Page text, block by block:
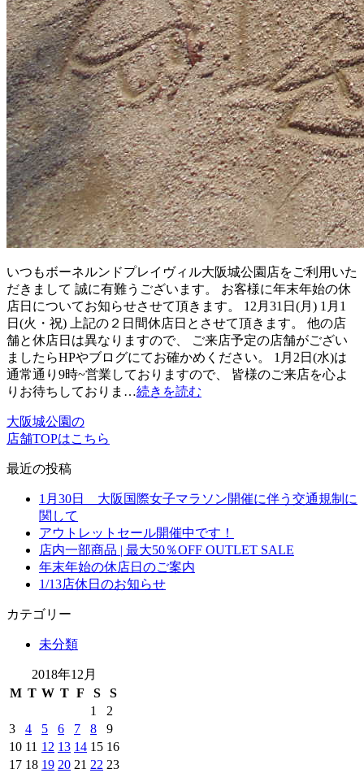
いつもボーネルンドプレイヴィル大阪城公園店をご利用いた
だきまして 誠に有難うございます。 お客様に年末年始の休
店日についてお知らせさせて頂きます。 12月31日(月) 1月1
日(火・祝) 上記の２日間休店日とさせて頂きます。 他の店
舗と休店日は異なりますので、 ご来店予定の店舗がござい
ましたらHPやブログにてお確かめください。 1月2日(水)は
通常通り9時~営業しておりますので、 皆様のご来店を心よ
りお待ちしておりま…続きを読む
大阪城公園の
店舗TOPはこちら
最近の投稿
1月30日 大阪国際女子マラソン開催に伴う交通規制に
関して
アウトレットセール開催中です！
店内一部商品 | 最大50％OFF OUTLET SALE
年末年始の休店日のご案内
1/13店休日のお知らせ
カテゴリー
未分類
2018年12月
M T W T F S
S
1
2
3
4 5 6 7 8
9
10 11 12 13 14 15 16
17 18 19 20 21 22 23